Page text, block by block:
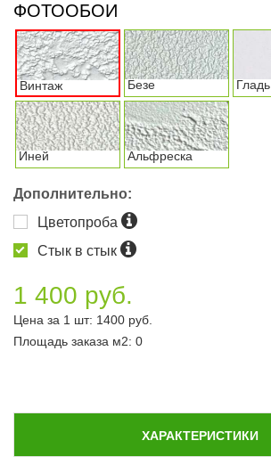
ФОТООБОИ
Винтаж Безе Гладь
Иней Альфреска
Дополнительно:
Цветопроба
Стык в стык
1 400 руб.
Цена за 1 шт: 1400 руб.
Площадь заказа м2: 0
ХАРАКТЕРИСТИКИ